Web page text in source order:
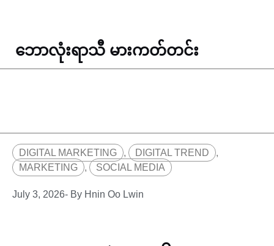
ဘောလုံးရာသီ မားကတ်တင်း
DIGITAL MARKETING , DIGITAL TREND
,
MARKETING
, SOCIAL MEDIA
July 3, 2026- By Hnin Oo Lwin